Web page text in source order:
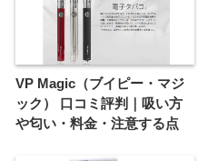
VP Magic（ブイピー・マジ
ック） 口コミ評判｜吸い方
や匂い・料金・注意する点